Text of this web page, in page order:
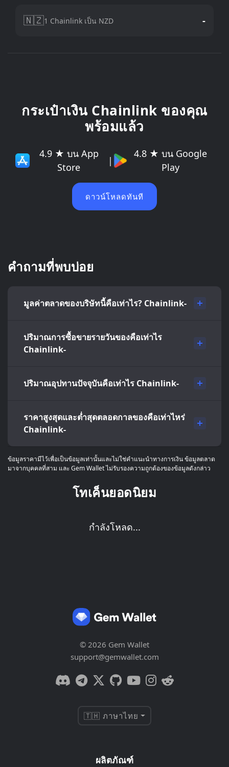
🇳🇿1 Chainlink เป็น NZD -
กระเป๋าเงิน Chainlink ของคุณ
พร้อมแล้ว
4.9 ★ บน App
Store
|
4.8 ★ บน Google
Play
ดาวน์โหลดทันที
คำถามที่พบบ่อย
มูลค่าตลาดของบริษัทนี้คือเท่าไร? Chainlink-
ปริมาณการซื้อขายรายวันของคือเท่าไร
Chainlink-
ปริมาณอุปทานปัจจุบันคือเท่าไร Chainlink-
ราคาสูงสุดและต่ำสุดตลอดกาลของคือเท่าไหร่
Chainlink-
ข้อมูลราคามีไว้เพื่อเป็นข้อมูลเท่านั้นและไม่ใช่คำแนะนำทางการเงิน ข้อมูลตลาด
มาจากบุคคลที่สาม และ Gem Wallet ไม่รับรองความถูกต้องของข้อมูลดังกล่าว
โทเค็นยอดนิยม
กำลังโหลด...
© 2026 Gem Wallet
support@gemwallet.com
🇹🇭 ภาษาไทย
ผลิตภัณฑ์